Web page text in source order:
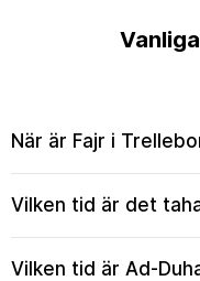
När är Fajr i
Vilken tid är det
Vilken tid är Ad-